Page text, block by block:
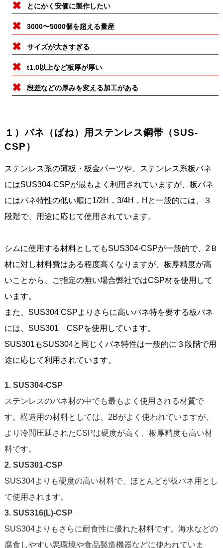
とにかく安価に製作したい
3000〜5000個を超える量産
サイズが大きすぎる
t1.0以上など板厚が厚い
段差などの厚みを変える加工がある
１）バネ（ばね）用ステンレス鋼帯（SUS-
CSP）
ステンレス系の薄板・板金パーツや、ステンレス系板バネ
にはSUS304-CSPが最もよく利用されていますが、板バネ
にはバネ特性の低い順に1/2H，3/4H，Hと一般的には、３
段階で、用途に応じて使用されています。
シムに使用する材料としてもSUS304-CSPが一般的で、2Ｂ
材に対し材料費はある程度高くなりますが、板厚精度が高
いことから、ご指定の無い場合弊社ではCSP材を使用して
います。
また、SUS304 CSPよりさらに高いバネ特を要する板バネ
には、SUS301 CSPを使用しています。
SUS301もSUS304と同じくバネ特性は一般的に３段階で用
途に応じて利用されています。
1. SUS304-CSP
ステンレスのバネ材の中でも最もよく使用される材質で
す。構造用の材料としては、2Bがよく使われていますが、
より冷間圧延されたCSPは硬度が高く、板厚精度も高い材
料です。
2. SUS301-CSP
SUS304よりも硬度の高い材料で、ほとんどが板バネ用とし
て使用されます。
3. SUS316(L)-CSP
SUS304よりもさらに耐食性に優れた材料です。海水などの
腐食しやすい悪環境や食品製造機器などに使われていま